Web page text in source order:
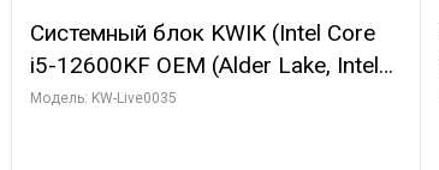
Системный блок KWIK (Intel Core
i5-12600KF OEM (Alder Lake, Intel
7, C10 4EC/6PC// 64 ГБ ОЗУ/ Ninja
Модель: KW-Live0035